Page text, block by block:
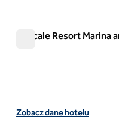
L'Escale Resort Marina
Zobacz szczegóły hotelu
Zobacz dane hotelu